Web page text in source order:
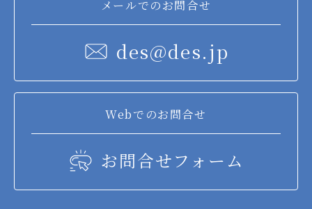
メールでのお問合せ
des@des.jp
Webでのお問合せ
お問合せフォーム